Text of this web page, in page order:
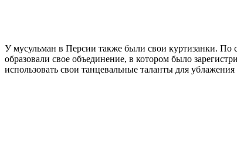
У мусульман в Персии также были свои куртизанки.
образовали свое объединение, в котором было
использовать свои танцевальные таланты для